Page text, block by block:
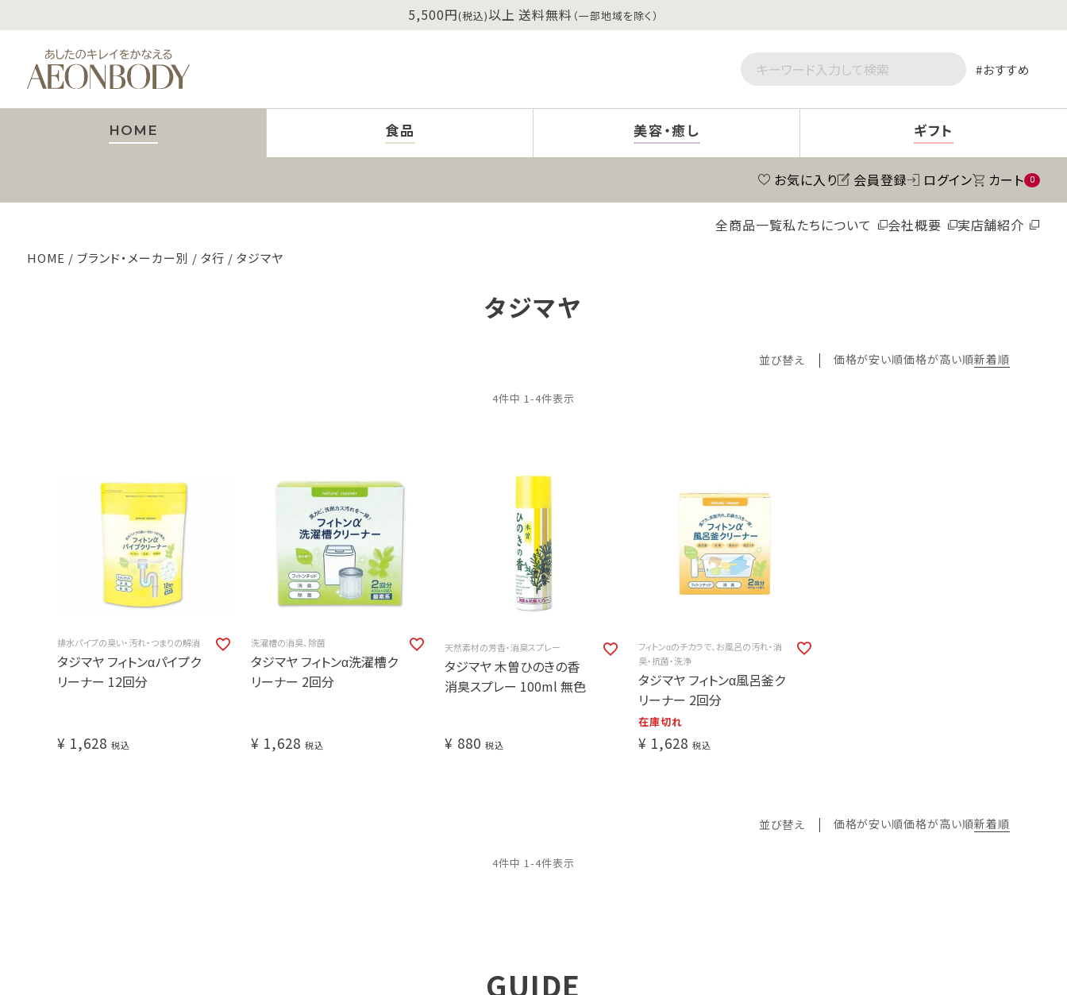
5,500円(税込)以上 送料無料 （一部地域を除く）
おすすめ
HOME 食品 美容・癒し ギフト
お気に入り 会員登録 ログイン カート 0
全商品一覧私たちについて 会社概要 実店舗紹介
HOME ブランド・メーカー別 タ行 タジマヤ
タジマヤ
並び替え 価格が安い順価格が高い順新着順
4件中 1-4件表示
排水パイプの臭い・汚れ・つまりの解消
タジマヤ フィトンαパイプク
リーナー 12回分
¥ 1,628 税込
洗濯槽の消臭、除菌
タジマヤ フィトンα洗濯槽ク
リーナー 2回分
¥ 1,628 税込
天然素材の芳香・消臭スプレー
タジマヤ 木曽ひのきの香
消臭スプレー 100ml 無色
¥ 880 税込
フィトンαのチカラで、お風呂の汚れ・消
臭・抗菌・洗浄
タジマヤ フィトンα風呂釜ク
リーナー 2回分
在庫切れ
¥ 1,628 税込
並び替え 価格が安い順価格が高い順新着順
4件中 1-4件表示
GUIDE